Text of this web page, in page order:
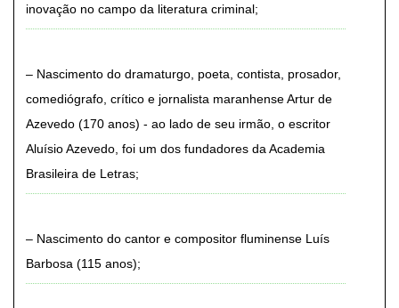
inovação no campo da literatura criminal
Nascimento do dramaturgo, poeta, contista, prosador,
comediógrafo, crítico e jornalista maranhense Artur de
Azevedo (170 anos) - ao lado de seu irmão, o escritor
Aluísio Azevedo, foi um dos fundadores da Academia
Brasileira de Letras
Nascimento do cantor e compositor fluminense Luís
Barbosa (115 anos)